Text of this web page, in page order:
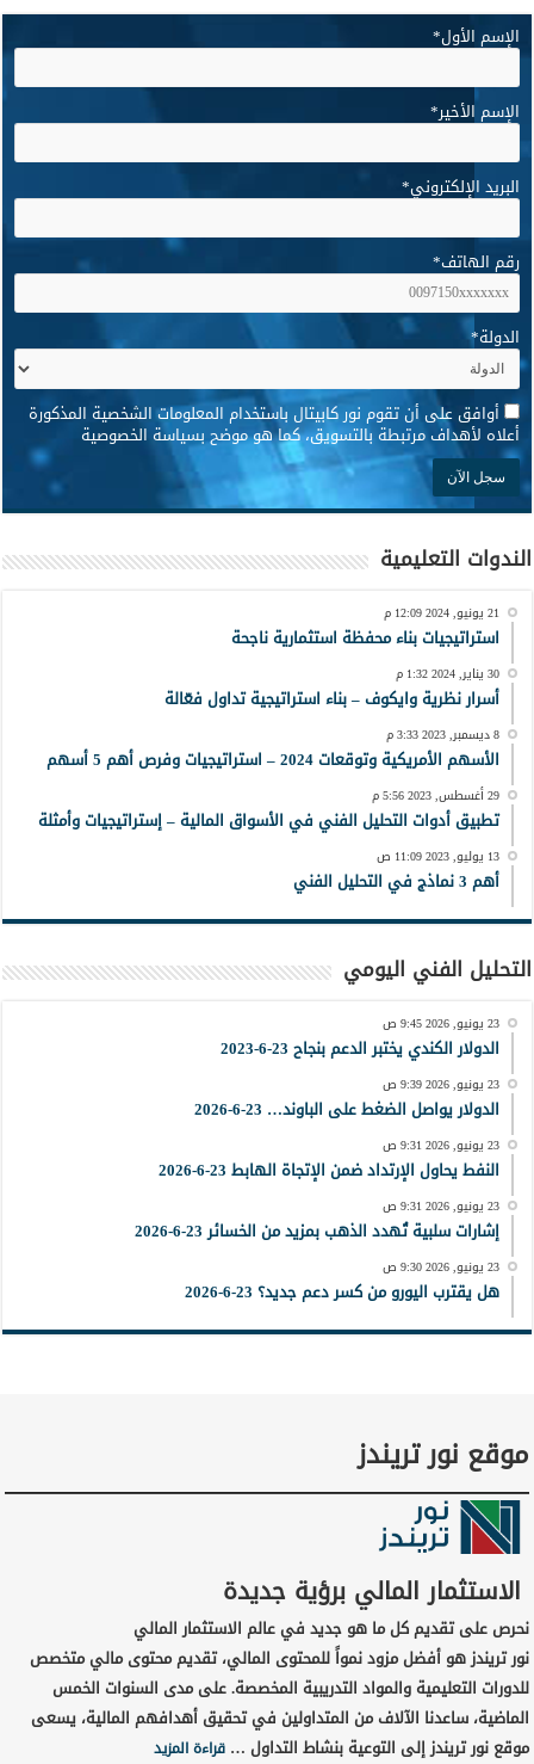
الإسم الأول*
الإسم الأخير*
البريد الإلكتروني*
رقم الهاتف*
الدولة*
* أوافق على أن تقوم نور كابيتال باستخدام المعلومات الشخصية المذكورة
أعلاه لأهداف مرتبطة بالتسويق، كما هو موضح بسياسة الخصوصية
الندوات التعليمية
21 يونيو, 2024 12:09 م
استراتيجيات بناء محفظة استثمارية ناجحة
30 يناير, 2024 1:32 م
أسرار نظرية وايكوف – بناء استراتيجية تداول فعّالة
8 ديسمبر, 2023 3:33 م
الأسهم الأمريكية وتوقعات 2024 – استراتيجيات وفرص أهم 5 أسهم
29 أغسطس, 2023 5:56 م
تطبيق أدوات التحليل الفني في الأسواق المالية – إستراتيجيات وأمثلة
13 يوليو, 2023 11:09 ص
أهم 3 نماذج في التحليل الفني
التحليل الفني اليومي
23 يونيو, 2026 9:45 ص
الدولار الكندي يختبر الدعم بنجاح 23-6-2023
23 يونيو, 2026 9:39 ص
الدولار يواصل الضغط على الباوند… 23-6-2026
23 يونيو, 2026 9:31 ص
النفط يحاول الإرتداد ضمن الإتجاة الهابط 23-6-2026
23 يونيو, 2026 9:31 ص
إشارات سلبية تُهدد الذهب بمزيد من الخسائر 23-6-2026
23 يونيو, 2026 9:30 ص
هل يقترب اليورو من كسر دعم جديد؟ 23-6-2026
موقع نور تريندز
الاستثمار المالي برؤية جديدة
نحرص على تقديم كل ما هو جديد في عالم الاستثمار المالي
نور تريندز هو أفضل مزود نمواً للمحتوى المالي، تقديم محتوى مالي متخصص
للدورات التعليمية والمواد التدريبية المخصصة. على مدى السنوات الخمس
الماضية، ساعدنا الآلاف من المتداولين في تحقيق أهدافهم المالية، يسعى
موقع نور تريندز إلى التوعية بنشاط التداول …قراءة المزيد